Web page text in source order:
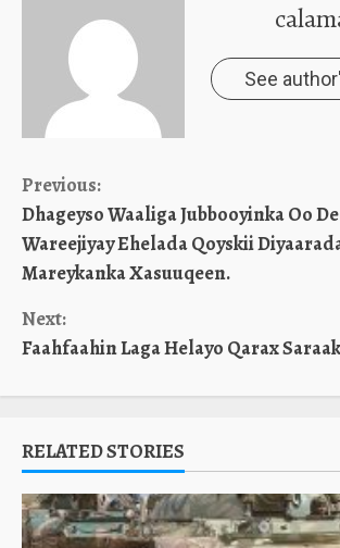
See
Continue
Reading
Previous:
Dhageyso Waaliga Jubbooyinka Oo
Wareejiyay Ehelada Qoyskii
Mareykanka Xasuuqeen.
Next:
Faahfaahin Laga Helayo Qarax
RELATED STORIES